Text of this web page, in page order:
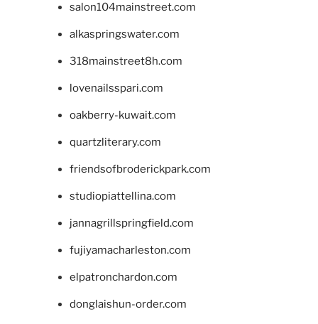
salon104mainstreet.com
alkaspringswater.com
318mainstreet8h.com
lovenailsspari.com
oakberry-kuwait.com
quartzliterary.com
friendsofbroderickpark.com
studiopiattellina.com
jannagrillspringfield.com
fujiyamacharleston.com
elpatronchardon.com
donglaishun-order.com